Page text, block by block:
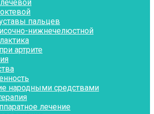
пальцев
нижнечелюстной
артрите
народными средствами
лечение